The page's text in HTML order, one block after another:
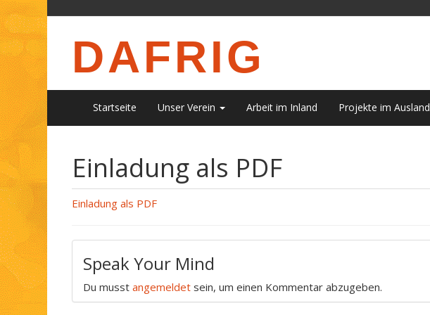
DAFRIG
Startseite Unser Verein Arbeit im Inland Projekte im Ausland
Einladung als PDF
Einladung als PDF
Speak Your Mind
Du musst angemeldet sein, um einen Kommentar abzugeben.